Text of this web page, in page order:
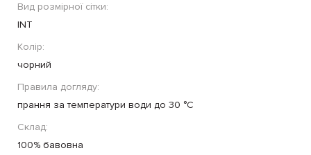
Вид розмірної сітки:
INT
Колір:
чорний
Правила догляду:
прання за температури води до 30 °C
Склад:
100% бавовна